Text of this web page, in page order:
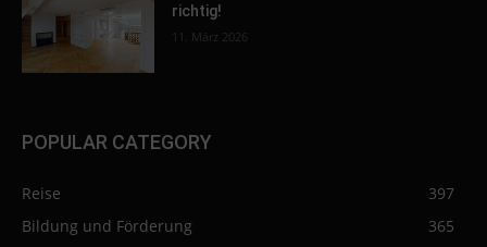
richtig!
11. März 2026
POPULAR CATEGORY
Reise
397
Bildung und Förderung
365